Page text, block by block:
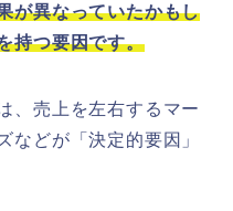
が異なっていたかもし
持つ要因です。
、売上を左右するマー
などが「決定的要因」